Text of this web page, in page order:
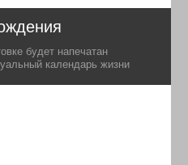
будет напечатан
календарь жизни